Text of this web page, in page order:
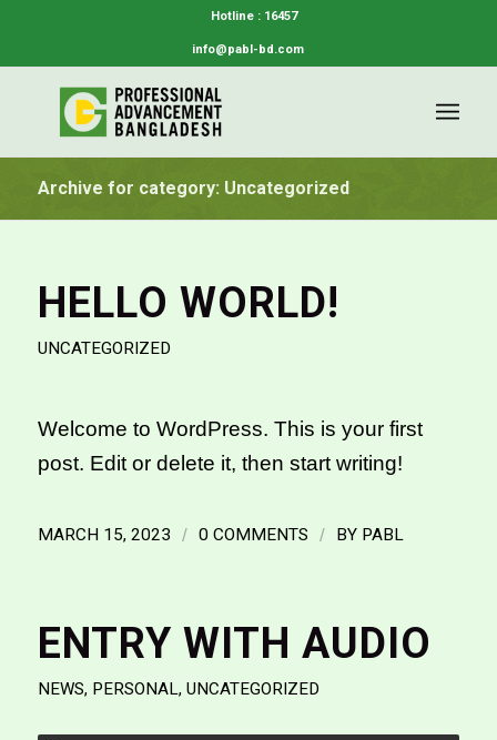
Hotline : 16457
info@pabl-bd.com
Archive for category: Uncategorized
HELLO WORLD!
UNCATEGORIZED
Welcome to WordPress. This is your first
post. Edit or delete it, then start writing!
MARCH 15, 2023 / 0 COMMENTS / BY PABL
ENTRY WITH AUDIO
NEWS, PERSONAL, UNCATEGORIZED